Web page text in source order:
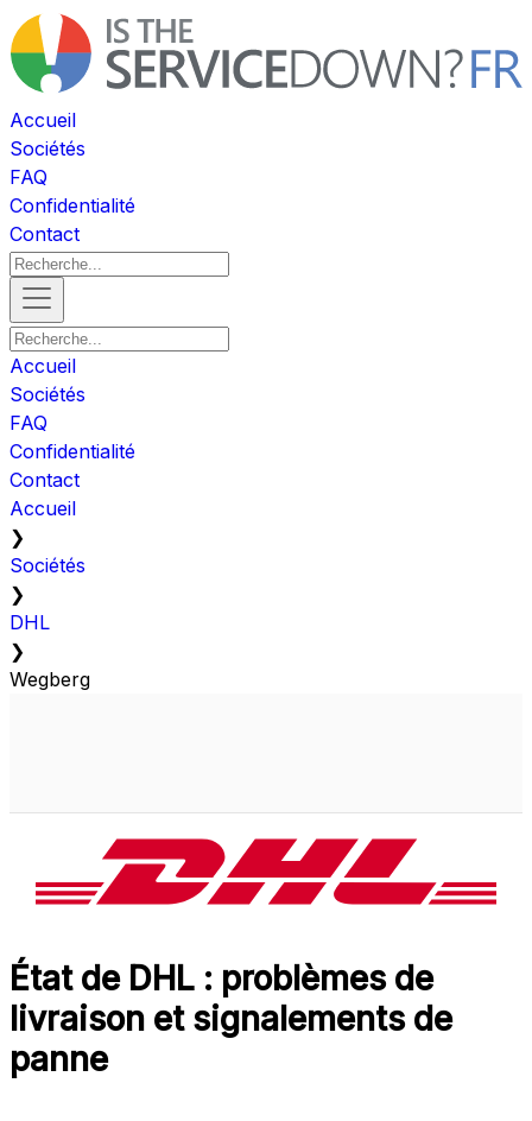
Accueil
Sociétés
FAQ
Confidentialité
Contact
Accueil
Sociétés
FAQ
Confidentialité
Contact
Accueil
❯
Sociétés
❯
DHL
❯
Wegberg
État de DHL : problèmes de
livraison et signalements de
panne